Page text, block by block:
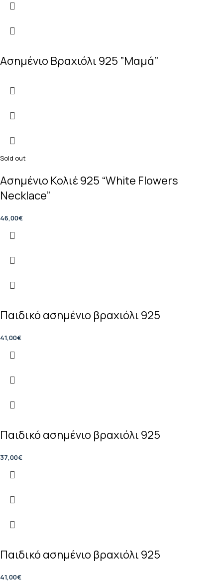
Ασημένιο Βραχιόλι 925 ”Μαμά”
Sold out
Ασημένιο Κολιέ 925 “White Flowers
Necklace”
46,00€
Παιδικό ασημένιο βραχιόλι 925
41,00€
Παιδικό ασημένιο βραχιόλι 925
37,00€
Παιδικό ασημένιο βραχιόλι 925
41,00€